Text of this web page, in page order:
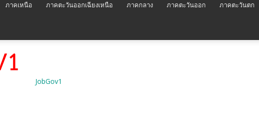
ภาคเหนือ ภาคตะวันออกเฉียงเหนือ ภาคกลาง ภาคตะวันออก ภาคตะวันตก
JobGov1